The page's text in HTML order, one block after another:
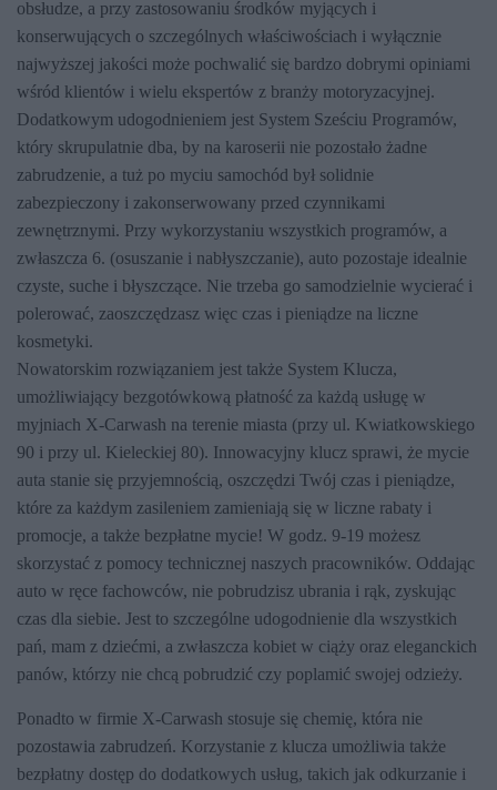
obsłudze, a przy zastosowaniu środków myjących i
konserwujących o szczególnych właściwościach i wyłącznie
najwyższej jakości może pochwalić się bardzo dobrymi opiniami
wśród klientów i wielu ekspertów z branży motoryzacyjnej.
Dodatkowym udogodnieniem jest System Sześciu Programów,
który skrupulatnie dba, by na karoserii nie pozostało żadne
zabrudzenie, a tuż po myciu samochód był solidnie
zabezpieczony i zakonserwowany przed czynnikami
zewnętrznymi. Przy wykorzystaniu wszystkich programów, a
zwłaszcza 6. (osuszanie i nabłyszczanie), auto pozostaje idealnie
czyste, suche i błyszczące. Nie trzeba go samodzielnie wycierać i
polerować, zaoszczędzasz więc czas i pieniądze na liczne
kosmetyki.
Nowatorskim rozwiązaniem jest także System Klucza,
umożliwiający bezgotówkową płatność za każdą usługę w
myjniach X-Carwash na terenie miasta (przy ul. Kwiatkowskiego
90 i przy ul. Kieleckiej 80). Innowacyjny klucz sprawi, że mycie
auta stanie się przyjemnością, oszczędzi Twój czas i pieniądze,
które za każdym zasileniem zamieniają się w liczne rabaty i
promocje, a także bezpłatne mycie! W godz. 9-19 możesz
skorzystać z pomocy technicznej naszych pracowników. Oddając
auto w ręce fachowców, nie pobrudzisz ubrania i rąk, zyskując
czas dla siebie. Jest to szczególne udogodnienie dla wszystkich
pań, mam z dziećmi, a zwłaszcza kobiet w ciąży oraz eleganckich
panów, którzy nie chcą pobrudzić czy poplamić swojej odzieży.
Ponadto w firmie X-Carwash stosuje się chemię, która nie
pozostawia zabrudzeń. Korzystanie z klucza umożliwia także
bezpłatny dostęp do dodatkowych usług, takich jak odkurzanie i